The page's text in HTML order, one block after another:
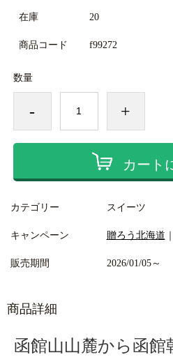
在庫 20
商品コード f99272
数量
- +
カート
カテゴリー スイーツ
キャンペーン 贈ろう北海道
販売期間 2026/01/05～
商品詳細
函館山山麓から函館